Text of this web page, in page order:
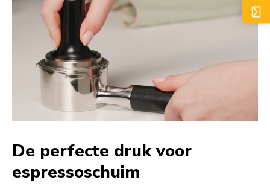
De perfecte druk voor
espressoschuim